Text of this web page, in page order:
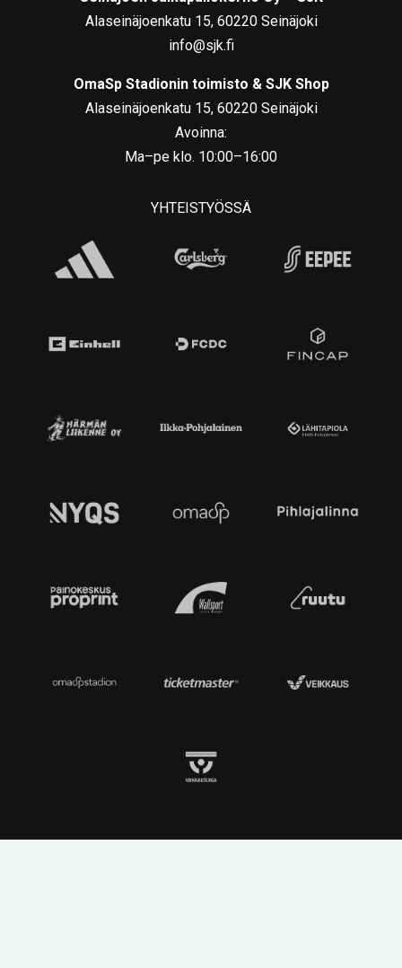
Alaseinäjoenkatu 15, 60220 Seinäjoki
info@sjk.fi
OmaSp Stadionin toimisto & SJK Shop
Alaseinäjoenkatu 15, 60220 Seinäjoki
Avoinna:
Ma–pe klo. 10:00–16:00
YHTEISTYÖSSÄ